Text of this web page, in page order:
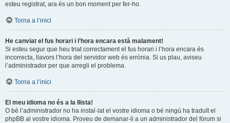
esteu registrat, ara és un bon moment per fer-ho.
Torna a l’inici
He canviat el fus horari i l’hora encara està malament!
Si esteu segur que heu triat correctament el fus horari i l’hora encara és
incorrecta, llavors l’hora del servidor web és errònia. Si us plau, aviseu
l’administrador per que arregli el problema.
Torna a l’inici
El meu idioma no és a la llista!
O bé l’administrador no ha instal·lat el vostre idioma o bé ningú ha traduït el
phpBB al vostre idioma. Proveu de demanar-li a un administrador del fòrum si